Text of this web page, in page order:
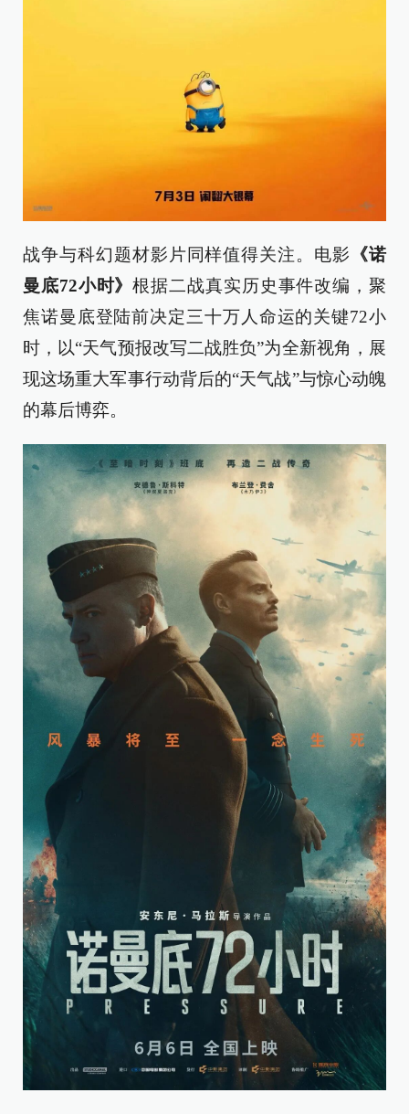
战争与科幻题材影片同样值得关注。电影 《诺
曼底72小时》根据二战真实历史事件改编，聚
焦诺曼底登陆前决定三十万人命运的关键72小
时，以“天气预报改写二战胜负”为全新视角，展
现这场重大军事行动背后的“天气战”与惊心动魄
的幕后博弈。